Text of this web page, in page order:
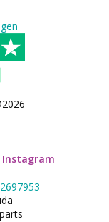
Instagram